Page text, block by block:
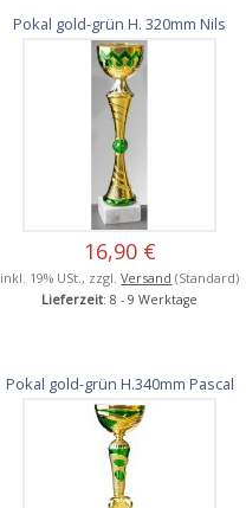
Pokal gold-grün H. 320mm Nils
16,90 €
inkl. 19% USt., zzgl.Versand (Standard)
Lieferzeit: 8 - 9 Werktage
Pokal gold-grün H.340mm Pascal